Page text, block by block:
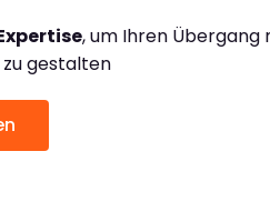
, um Ihren Übergang
gestalten